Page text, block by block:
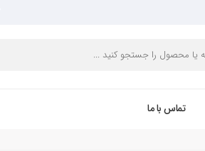
تماس با ما